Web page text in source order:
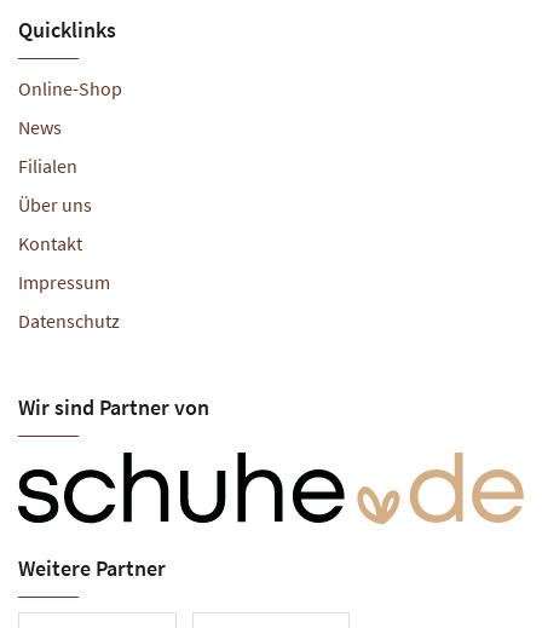
Quicklinks
Online-Shop
News
Filialen
Über uns
Kontakt
Impressum
Datenschutz
Wir sind Partner von
Weitere Partner